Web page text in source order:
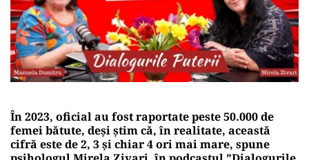
În 2023, oficial au fost raportate peste 50.000 de
femei bătute, deși știm că, în realitate, această
cifră este de 2, 3 și chiar 4 ori mai mare, spune